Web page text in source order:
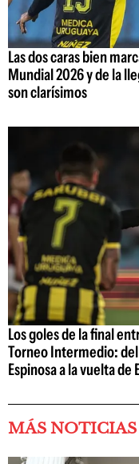
Las dos caras bien
Mundial 2026 y de la
son clarísimos
Los goles de la final
Torneo Intermedio:
Espinosa a la vuelta
MÁS